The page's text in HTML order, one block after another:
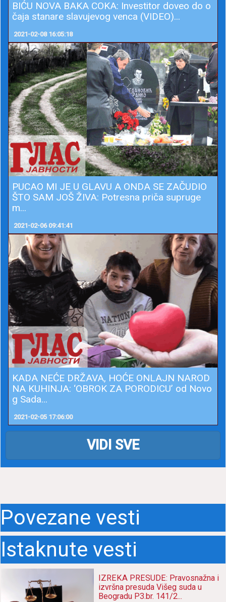
BIĆU NOVA BAKA COKA: Investitor doveo do o
čaja stanare slavujevog venca (VIDEO)...
2021-02-08 16:05:18
PUCAO MI JE U GLAVU A ONDA SE ZAČUDIO
ŠTO SAM JOŠ ŽIVA: Potresna priča supruge
m...
2021-02-06 09:41:41
KADA NEĆE DRŽAVA, HOĆE ONLAJN NAROD
NA KUHINJA: ‘OBROK ZA PORODICU’ od Novo
g Sada...
2021-02-05 17:06:00
VIDI SVE
Povezane vesti
Istaknute vesti
IZREKA PRESUDE: Pravosnažna i
izvršna presuda Višeg suda u
Beogradu P3.br. 141/2...